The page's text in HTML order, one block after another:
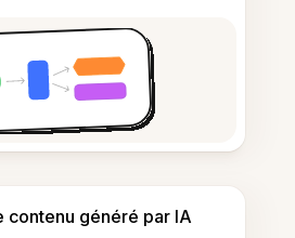
contenu généré par IA